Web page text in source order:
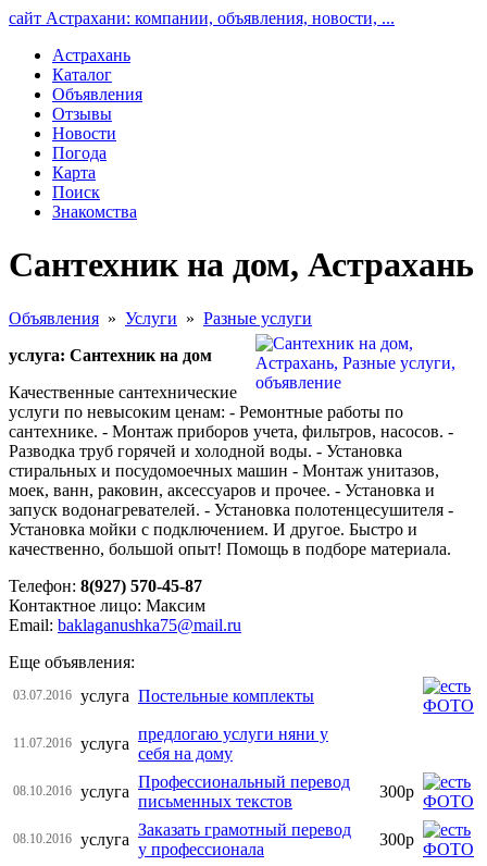
сайт Астрахани: компании, объявления, новости, ...
Астрахань
Каталог
Объявления
Отзывы
Новости
Погода
Карта
Поиск
Знакомства
Сантехник на дом, Астрахань
Объявления » Услуги » Разные услуги
услуга: Сантехник на дом
Качественные сантехнические
услуги по невысоким ценам: - Ремонтные работы по
сантехнике. - Монтаж приборов учета, фильтров, насосов. -
Разводка труб горячей и холодной воды. - Установка
стиральных и посудомоечных машин - Монтаж унитазов,
моек, ванн, раковин, аксессуаров и прочее. - Установка и
запуск водонагревателей. - Установка полотенцесушителя -
Установка мойки с подключением. И другое. Быстро и
качественно, большой опыт! Помощь в подборе материала.
Телефон: 8(927) 570-45-87
Контактное лицо: Максим
Email: baklaganushka75@mail.ru
Еще объявления:
03.07.2016 услуга Постельные комплекты
11.07.2016 услуга
предлогаю услуги няни у
себя на дому
08.10.2016 услуга
Профессиональный перевод
письменных текстов
300р
08.10.2016 услуга
Заказать грамотный перевод
у профессионала
300р